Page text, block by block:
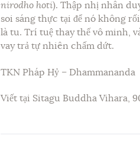
nirodho hoti). Thập nhị nhân
soi sáng thực tại để nó không
là tu. Trí tuệ thay thế vô minh,
vay trả tự nhiên chấm dứt.
TKN Pháp Hỷ – Dhammananda
Viết tại Sitagu Buddha Vihara,